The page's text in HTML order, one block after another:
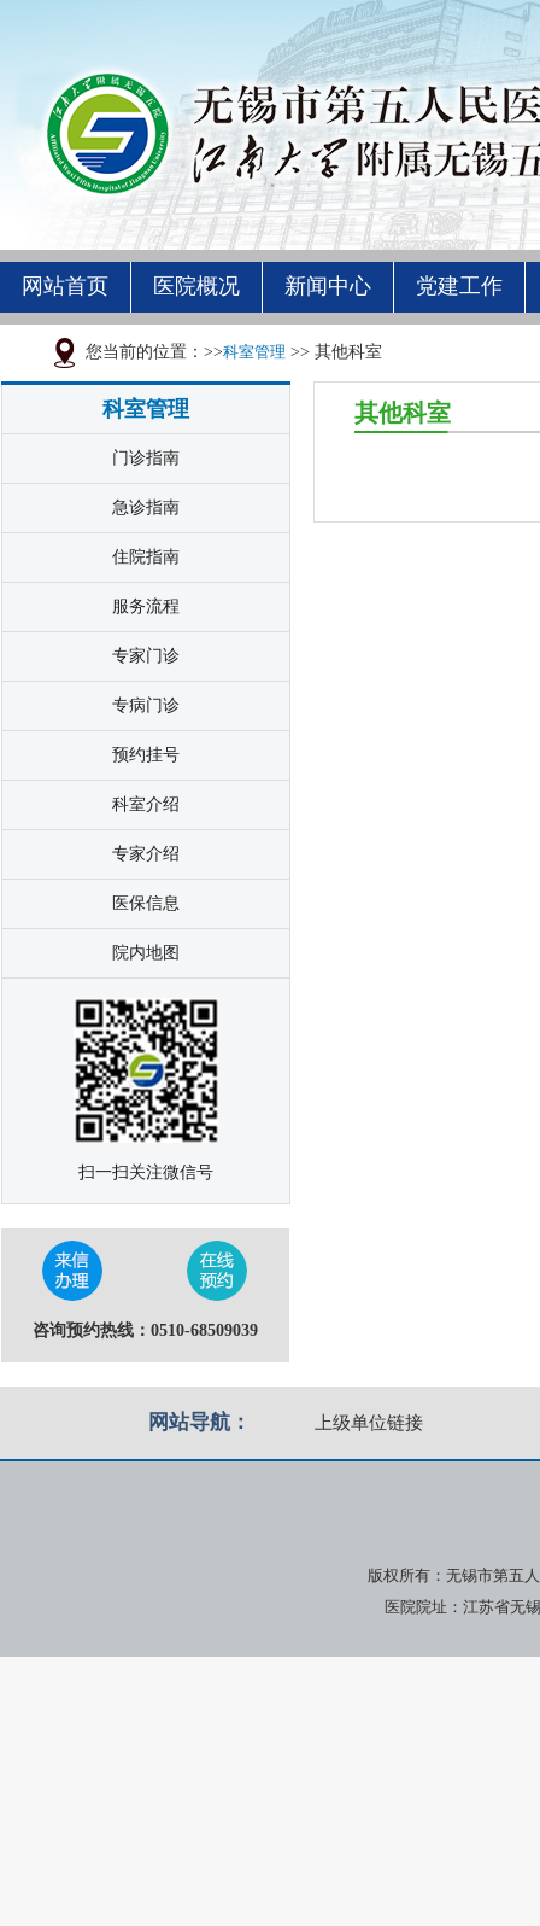
网站首页 医院概况 新闻中心 党建工作
您当前的位置：>>科室管理 >> 其他科室
科室管理
门诊指南
急诊指南
住院指南
服务流程
专家门诊
专病门诊
预约挂号
科室介绍
专家介绍
医保信息
院内地图
扫一扫关注微信号
咨询预约热线：0510-68509039
其他科室
网站导航： 上级单位链接
版权所有：无锡市第五
医院院址：江苏省无